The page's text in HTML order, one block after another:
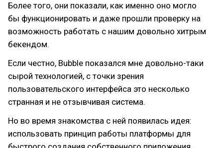
Более того, они показали, как именно оно могло
бы функционировать и даже прошли проверку на
возможность работать с нашим довольно хитрым
бекендом.
Если честно, Bubble показался мне довольно-таки
сырой технологией, с точки зрения
пользовательского интерфейса это несколько
странная и не отзывчивая система.
Но во время знакомства с ней появилась идея:
использовать принцип работы платформы для